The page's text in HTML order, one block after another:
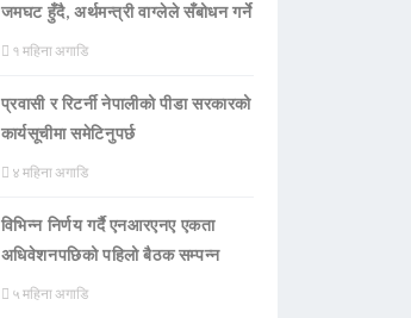
जमघट हुँदै, अर्थमन्त्री वाग्लेले सँबोधन गर्ने
१ महिना अगाडि
प्रवासी र रिटर्नी नेपालीको पीडा सरकारको
कार्यसूचीमा समेटिनुपर्छ
४ महिना अगाडि
विभिन्न निर्णय गर्दै एनआरएनए एकता
अधिवेशनपछिको पहिलो बैठक सम्पन्न
५ महिना अगाडि